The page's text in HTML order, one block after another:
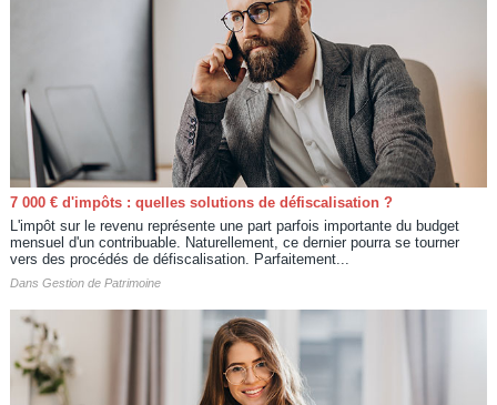
7 000 € d'impôts : quelles solutions de défiscalisation ?
L'impôt sur le revenu représente une part parfois importante du budget
mensuel d'un contribuable. Naturellement, ce dernier pourra se tourner
vers des procédés de défiscalisation. Parfaitement...
Dans Gestion de Patrimoine